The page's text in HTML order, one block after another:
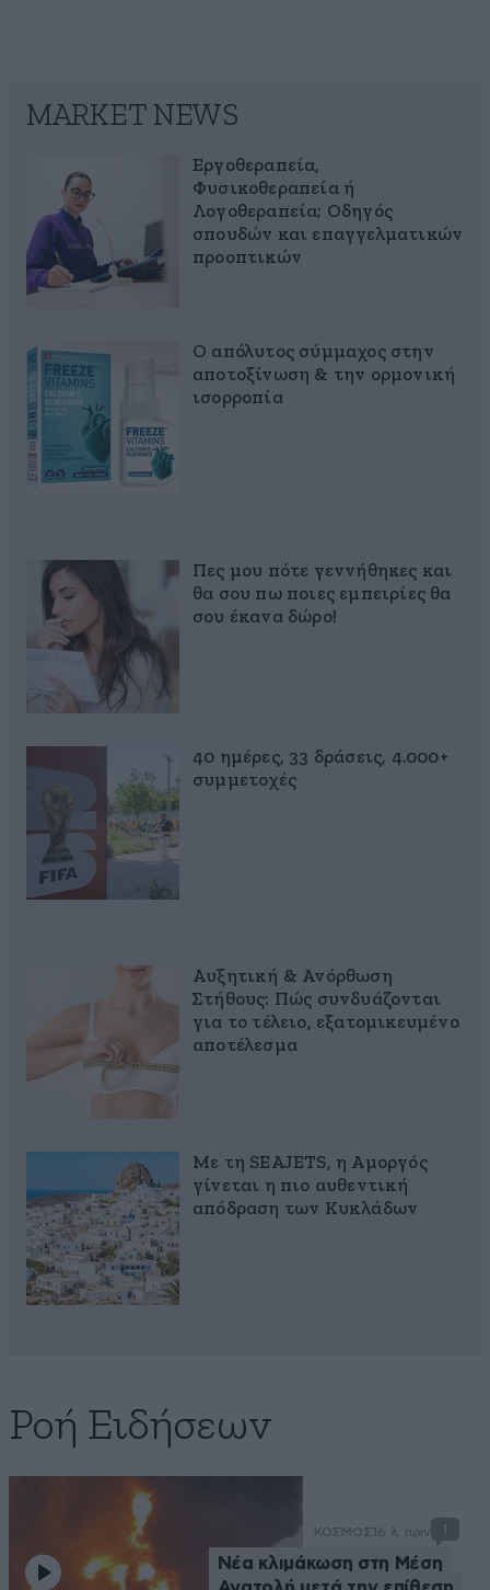
MARKET NEWS
Εργοθεραπεία,
Φυσικοθεραπεία ή
Λογοθεραπεία; Οδηγός
σπουδών και επαγγελματικών
προοπτικών
Ο απόλυτος σύμμαχος στην
αποτοξίνωση & την ορμονική
ισορροπία
Πες μου πότε γεννήθηκες και
θα σου πω ποιες εμπειρίες θα
σου έκανα δώρο!
40 ημέρες, 33 δράσεις, 4.000+
συμμετοχές
Αυξητική & Ανόρθωση
Στήθους: Πώς συνδυάζονται
για το τέλειο, εξατομικευμένο
αποτέλεσμα
Με τη SEAJETS, η Αμοργός
γίνεται η πιο αυθεντική
απόδραση των Κυκλάδων
Ροή Ειδήσεων
ΚΟΣΜΟΣ 16 λ. πριν
Νέα κλιμάκωση στη Μέση